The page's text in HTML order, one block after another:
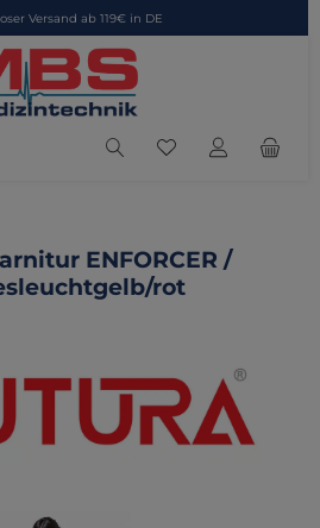
Versand ab 119€ in DE
Du hast 0
ENFORCER /
rot